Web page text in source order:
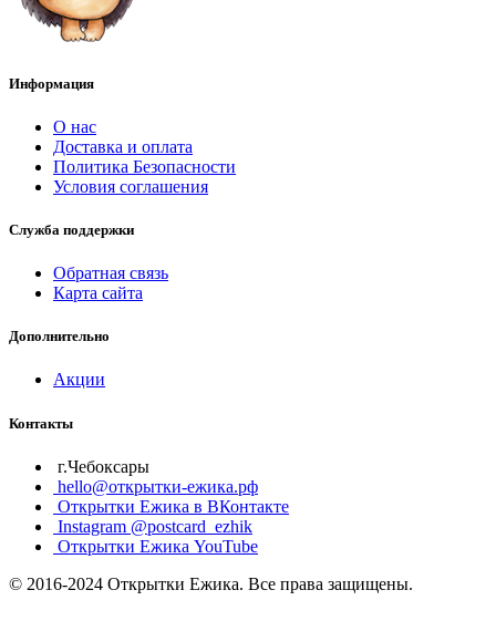
Информация
О нас
Доставка и оплата
Политика Безопасности
Условия соглашения
Служба поддержки
Обратная связь
Карта сайта
Дополнительно
Акции
Контакты
г.Чебоксары
hello@открытки-ежика.рф
Открытки Ежика в ВКонтакте
Instagram @postcard_ezhik
Открытки Ежика YouTube
© 2016-2024 Открытки Ежика. Все права защищены.